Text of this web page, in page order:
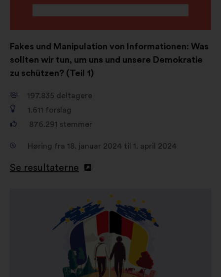
Fakes und Manipulation von Informationen: Was
sollten wir tun, um uns und unsere Demokratie
zu schützen? (Teil 1)
197.835 deltagere
1.611 forslag
876.291 stemmer
Høring fra 18. januar 2024 til 1. april 2024
Se resultaterne